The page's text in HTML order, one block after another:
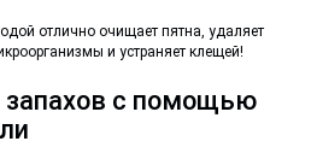
отлично очищает пятна, удаляет
и устраняет клещей!
запахов с помощью